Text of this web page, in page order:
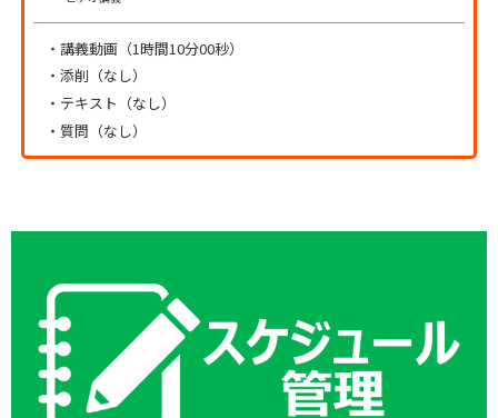
・講義動画（1時間10分00秒）
・添削（なし）
・テキスト（なし）
・質問（なし）